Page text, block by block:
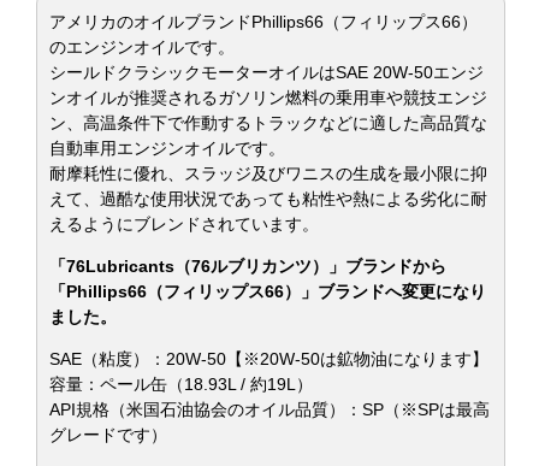
アメリカのオイルブランドPhillips66（フィリップス66）
のエンジンオイルです。
シールドクラシックモーターオイルはSAE 20W-50エンジ
ンオイルが推奨されるガソリン燃料の乗用車や競技エンジ
ン、高温条件下で作動するトラックなどに適した高品質な
自動車用エンジンオイルです。
耐摩耗性に優れ、スラッジ及びワニスの生成を最小限に抑
えて、過酷な使用状況であっても粘性や熱による劣化に耐
えるようにブレンドされています。
「76Lubricants（76ルブリカンツ）」ブランドから
「Phillips66（フィリップス66）」ブランドへ変更になり
ました。
SAE（粘度）：20W-50【※20W-50は鉱物油になります】
容量：ペール缶（18.93L / 約19L）
API規格（米国石油協会のオイル品質）：SP（※SPは最高
グレードです）